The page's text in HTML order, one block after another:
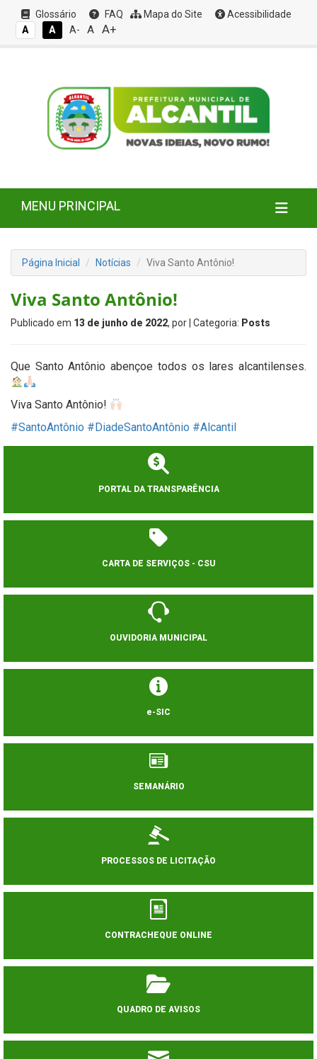
Glossário FAQ Mapa do Site
Acessibilidade
A
A A- A A+
MENU PRINCIPAL
Página Inicial Notícias Viva Santo Antônio!
Viva Santo Antônio!
Publicado em 13 de junho de 2022, por | Categoria: Posts
Que Santo Antônio abençoe todos os lares alcantilenses.
Viva Santo Antônio!
#SantoAntônio #DiadeSantoAntônio #Alcantil
PORTAL DA TRANSPARÊNCIA
CARTA DE SERVIÇOS - CSU
OUVIDORIA MUNICIPAL
e-SIC
SEMANÁRIO
PROCESSOS DE LICITAÇÃO
CONTRACHEQUE ONLINE
QUADRO DE AVISOS